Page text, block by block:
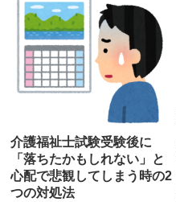
護職員になろうと思っている人の中には
「自分は排泄物の...
記事を読む
介護福祉士試験受験後に
「落ちたかもしれない」と
心配で悲観してしまう時の2
つの対処法